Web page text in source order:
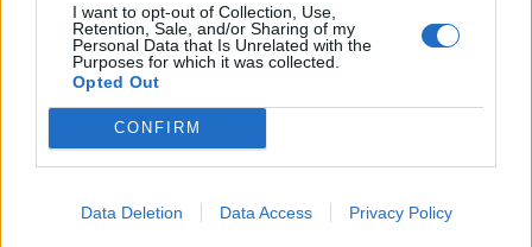
I want to opt-out of Collection, Use,
Retention, Sale, and/or Sharing of my
Personal Data that Is Unrelated with the
Purposes for which it was collected.
Opted Out
CONFIRM
Data Deletion Data Access Privacy Policy
“Së pari, besoj se nevojitet një ndërhyrje në
pagesat e çifteve të reja për blerjen e shtëpisë
së parë. Plani ynë është që të financohen 20
mijë çifte.
dytë të kemi mbështetje, ndërsa për fëmijën e